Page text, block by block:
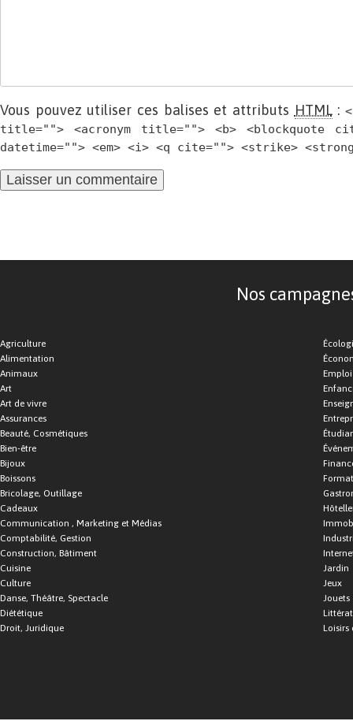
Vous pouvez utiliser ces balises et attributs HTML:
title=""> <acronym title=""> <b> <blockquote
datetime=""> <em> <i> <q cite=""> <strike>
Nos
Agriculture
Alimentation
Animaux
Art
Art de vivre
Assurances
Beauté, Cosmétiques
Bien-être
Bijoux
Boissons
Bricolage, Outillage
Cadeaux
Communication , Marketing et Médias
Comptabilité, Gestion
Construction, Bâtiment
Cuisine
Culture
Danse, Théâtre, Spectacle
Diététique
Droit, Juridique
Emploi
Jardin
Jeux
Jouets
Loisirs